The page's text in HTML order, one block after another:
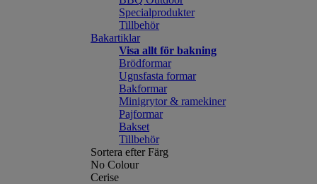
Specialprodukter
Tillbehör
Bakartiklar
Visa allt för bakning
Brödformar
Ugnsfasta formar
Bakformar
Minigrytor & ramekiner
Pajformar
Bakset
Tillbehör
Sortera efter Färg
No Colour
Cerise